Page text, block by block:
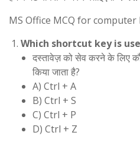
MS Office MCQ for computer
Which shortcut key is
दस्तावेज़ को सेव करने के लिए
किया जाता है?
A) Ctrl + A
B) Ctrl + S
C) Ctrl + P
D) Ctrl + Z